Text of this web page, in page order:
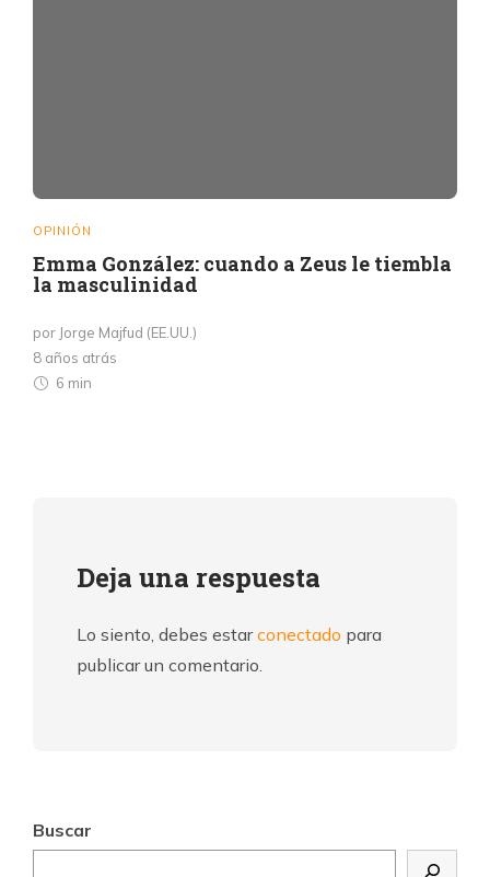
OPINIÓN
Emma González: cuando a Zeus le tiembla
la masculinidad
por Jorge Majfud (EE.UU.)
8 años atrás
6 min
Deja una respuesta
Lo siento, debes estarconectado para
publicar un comentario.
Buscar